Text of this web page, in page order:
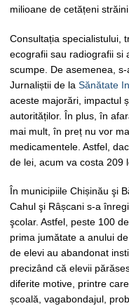
milioane de cetățeni străini.
Consultația specialistului,
ecografii sau radiografii si
scumpe. De asemenea,
Jurnaliștii de la Sănătate
aceste majorări, impactul
autorităților. În plus, în
mai mult, în preț nu vor
medicamentele. Astfel,
de lei, acum va costa 209
În municipiile Chișinău şi
Cahul şi Râșcani s-a
şcolar. Astfel, peste 100
prima jumătate a anului
de elevi au abandonat
precizând că elevii
diferite motive, printre
școală, vagabondajul,